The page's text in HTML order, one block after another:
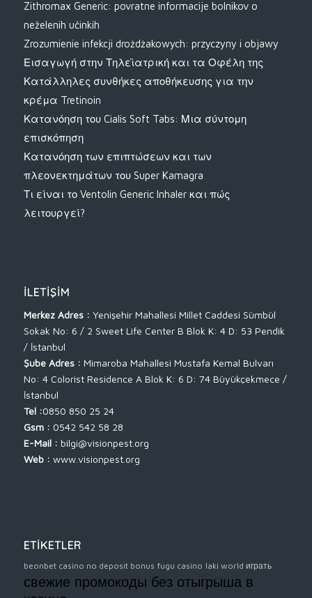
Zithromax Generic: povratne informacije bolnikov o
neželenih učinkih
Zrozumienie infekcji drożdżakowych: przyczyny i objawy
Εισαγωγή στην Τηλεϊατρική και τα Οφέλη της
Κατάλληλες συνθήκες αποθήκευσης για την
κρέμα Tretinoin
Κατανόηση του Cialis Soft Tabs: Μια σύντομη
επισκόπηση
Κατανόηση των επιπτώσεων και των
πλεονεκτημάτων του Super Kamagra
Τι είναι το Ventolin Generic Inhaler και πώς
λειτουργεί?
İLETIŞIM
Merkez Adres : Yenişehir Mahallesi Millet Caddesi Sümbül
Sokak No: 6 / 2 Sweet Life Center B Blok K: 4 D: 53 Pendik
/ İstanbul
Şube Adres : Mimaroba Mahallesi Mustafa Kemal Bulvarı
No: 4 Colorist Residence A Blok K: 6 D: 74 Büyükçekmece /
İstanbul
Tel :0850 850 25 24
Gsm : 0542 542 58 28
E-Mail : bilgi@visionpest.org
Web : www.visionpest.org
ETİKETLER
beonbet casino no deposit bonus fugu casino laki world играть
свежие промокоды без отыгрыша в